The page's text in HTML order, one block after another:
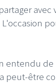
entendu
peut-être